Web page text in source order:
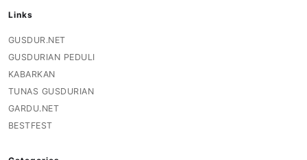
Links
GUSDUR.NET
GUSDURIAN PEDULI
KABARKAN
TUNAS GUSDURIAN
GARDU.NET
BESTFEST